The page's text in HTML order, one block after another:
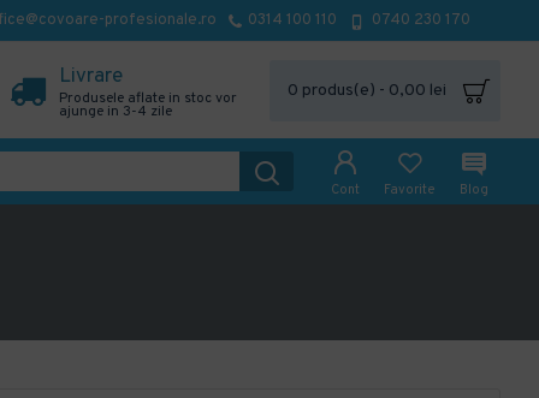
profesionale.ro 0314 100 110 0740 230 170
Livrare
Produsele aflate in stoc vor
ajunge in 3-4 zile
0 produs(e) - 0,00 lei
Cont Favorite Blog